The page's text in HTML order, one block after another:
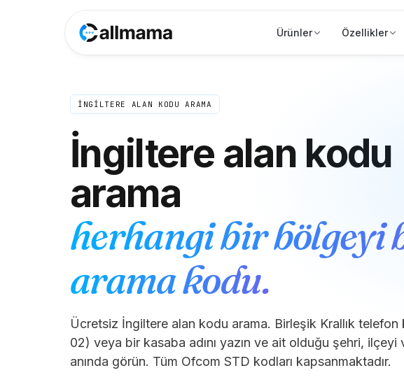
Ürünler Özellikler
İNGİLTERE ALAN KODU ARAMA
İngiltere alan kodu
arama
herhangi bir bölgeyi
arama kodu.
Ücretsiz İngiltere alan kodu arama. Birleşik Krallık telefon
02) veya bir kasaba adını yazın ve ait olduğu şehri, ilçeyi
anında görün. Tüm Ofcom STD kodları kapsanmaktadır.